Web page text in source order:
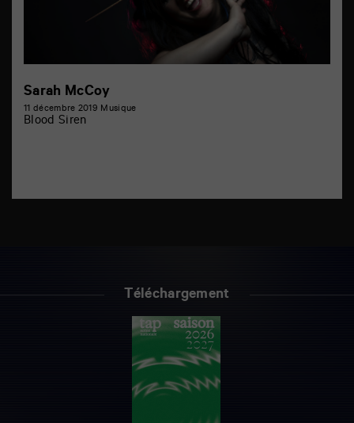
Sarah McCoy
11 décembre 2019 Musique
Blood Siren
Téléchargement